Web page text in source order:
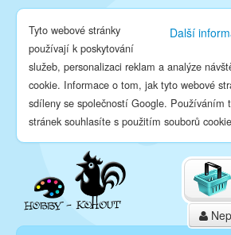
Další
Tyto webové stránky
používají k poskytování
služeb, personalizaci reklam a analýze
cookie. Informace o tom, jak tyto webové
sdíleny se společností Google. Používáním
stránek souhlasíte s použitím souborů